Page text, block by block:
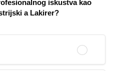
iskustva kao
a Lakirer?